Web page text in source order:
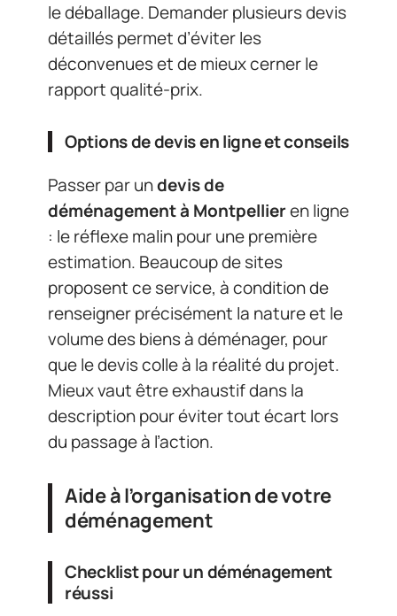
le déballage. Demander plusieurs devis
détaillés permet d’éviter les
déconvenues et de mieux cerner le
rapport qualité-prix.
Options de devis en ligne et conseils
Passer par undevis de
déménagement à Montpellieren ligne
: le réflexe malin pour une première
estimation. Beaucoup de sites
proposent ce service, à condition de
renseigner précisément la nature et le
volume des biens à déménager, pour
que le devis colle à la réalité du projet.
Mieux vaut être exhaustif dans la
description pour éviter tout écart lors
du passage à l’action.
Aide à l’organisation de votre
déménagement
Checklist pour un déménagement
réussi